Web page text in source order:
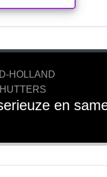
HOLLAND
en